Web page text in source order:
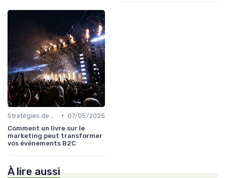
• 07/05/2025
Comment un livre sur le
marketing peut transformer
vos événements B2C
À lire aussi